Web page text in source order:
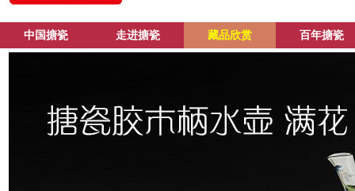
中国搪瓷 走进搪瓷 藏品欣赏 百年搪瓷